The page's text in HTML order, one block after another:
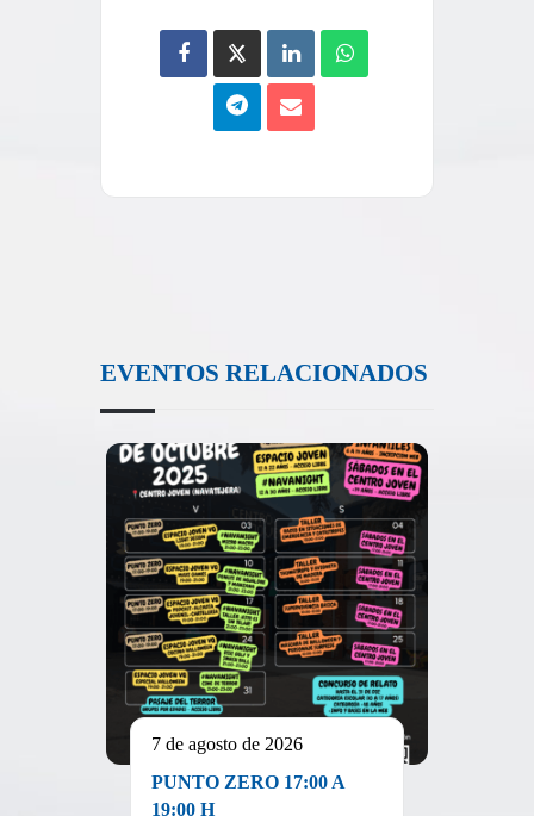
EVENTOS RELACIONADOS
7 de agosto de 2026
PUNTO ZERO 17:00 A
19:00 H